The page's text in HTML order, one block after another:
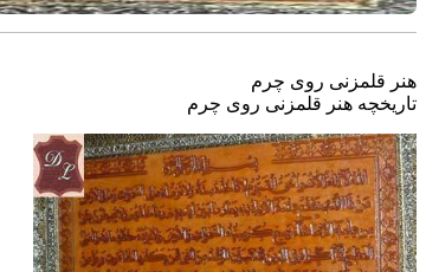
هنر قلمزنی روی چرم
تاریخچه هنر قلمزنی روی چرم